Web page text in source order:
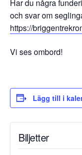
Har du några
och svar om
https://
Vi ses ombord!
Lägg till i
Biljetter